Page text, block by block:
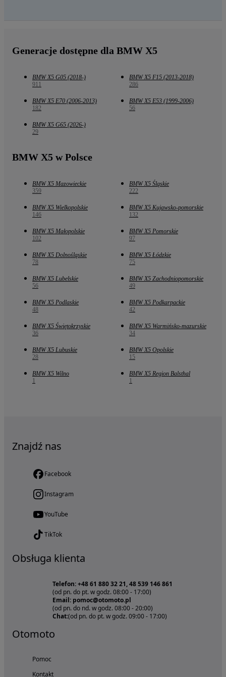
Generacje dostępne dla BMW X5
BMW X5 G05 (2018-)
911
BMW X5 F15 (2013-2018)
286
BMW X5 E70 (2006-2013)
182
BMW X5 E53 (1999-2006)
56
BMW X5 G65 (2026-)
29
BMW X5 w Polsce
BMW X5 Mazowieckie
359
BMW X5 Śląskie
222
BMW X5 Wielkopolskie
146
BMW X5 Kujawsko-pomorskie
132
BMW X5 Małopolskie
102
BMW X5 Pomorskie
97
BMW X5 Dolnośląskie
78
BMW X5 Łódzkie
75
BMW X5 Lubelskie
56
BMW X5 Zachodniopomorskie
49
BMW X5 Podlaskie
48
BMW X5 Podkarpackie
42
BMW X5 Świętokrzyskie
36
BMW X5 Warmińsko-mazurskie
34
BMW X5 Lubuskie
28
BMW X5 Opolskie
15
BMW X5 Wilno
1
BMW X5 Region Balsthal
1
Znajdź nas
Facebook
Instagram
YouTube
TikTok
Obsługa klienta
Telefon: +48 61 880 32 21, 48 539 146 861
(od pn. do pt. w godz. 08:00 - 17:00)
Email: pomoc@otomoto.pl
(od pn. do nd. w godz. 08:00 - 20:00)
Chat:(od pn. do pt. w godz. 09:00 - 17:00)
Otomoto
Pomoc
Kontakt